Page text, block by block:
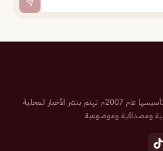
صحيفة إلكترونية سعودية تم تأسيسها عام 2007م تهتم بنشر الأخبار المحلية
ومصداقية وموضوعية